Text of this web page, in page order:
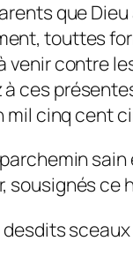
que
touttes
venir contre
ces
mil cinq cent
sousignés